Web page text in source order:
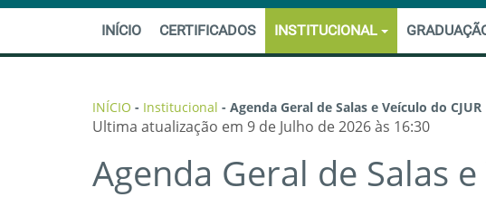
INÍCIO CERTIFICADOS INSTITUCIONAL
INÍCIO - Institucional - Agenda Geral de Salas e Veículo do CJUR
Ultima atualização em 9 de Julho de 2026 às 16:30
Agenda Geral de Salas